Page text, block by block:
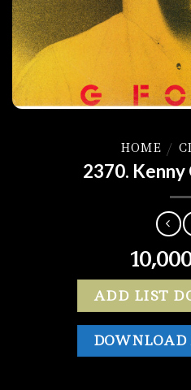
HOME /
2370. Kenny
ADD LIST
DOWNLOAD